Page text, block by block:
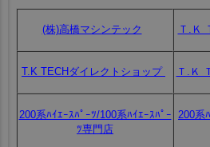
(株)高橋マシンテック Ｔ.Ｋ
T.K TECHダイレクトショップ Ｔ.Ｋ
200系ﾊｲｴｰｽﾊﾟｰﾂ/100系ﾊｲｴｰｽﾊﾟｰ
ﾂ専門店
200系